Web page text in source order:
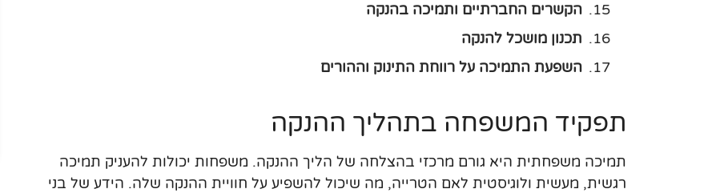
הקשרים החברתיים ותמיכה בהנקה
תכנון מושכל להנקה
השפעת התמיכה על רווחת התינוק וההורים
תפקיד המשפחה בתהליך ההנקה
תמיכה משפחתית היא גורם מרכזי בהצלחה של הליך ההנקה. משפחות יכולות להעניק תמיכה
רגשית, מעשית ולוגיסטית לאם הטרייה, מה שיכול להשפיע על חוויית ההנקה שלה. הידע של בני